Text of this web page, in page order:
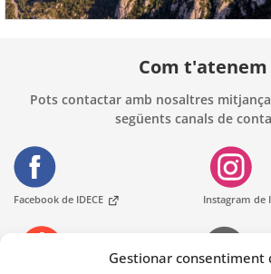
Gestionar consentiment
Com t'atenem
Pots contactar amb nosaltres
següents canals de
Facebook de IDECE Instagram de